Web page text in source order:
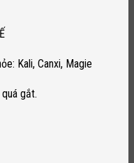
Kali, Canxi, Magie
gắt.